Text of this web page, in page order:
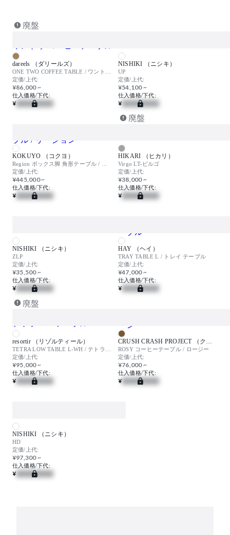
廃盤
dareels （ダリールズ）
定価/上代:
¥86,000 ~
仕入価格/下代:
¥
NISHIKI （ニシキ）
UP
定価/上代:
¥54,100 ~
仕入価格/下代:
¥
KOKUYO （コクヨ）
定価/上代:
¥445,000 ~
仕入価格/下代:
¥
廃盤
HIKARI （ヒカリ）
Virgo LT-ビルゴ
定価/上代:
¥38,000 ~
仕入価格/下代:
¥
NISHIKI （ニシキ）
ZLP
定価/上代:
¥35,500 ~
仕入価格/下代:
¥
HAY （ヘイ）
TRAY TABLE L / トレイ テーブル
定価/上代:
¥47,000 ~
仕入価格/下代:
¥
廃盤
resortir （リゾルティール）
定価/上代:
¥95,000 ~
仕入価格/下代:
¥
CRUSH CRASH PROJECT （クラッシュクラッシュプロジェクト）
ROSY コーヒーテーブル / ロージー
定価/上代:
¥76,000 ~
仕入価格/下代:
¥
NISHIKI （ニシキ）
HD
定価/上代:
¥97,300 ~
仕入価格/下代:
¥